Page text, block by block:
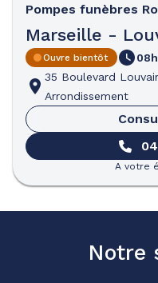
Pompes funèbres
Marseille -
Ouvre bientôt
35 Boulevard
Arrondissement
A votre
Notre